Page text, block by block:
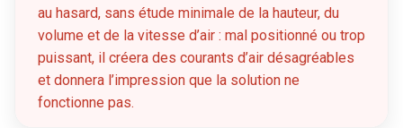
au hasard, sans étude minimale de la hauteur, du
volume et de la vitesse d’air : mal positionné ou trop
puissant, il créera des courants d’air désagréables
et donnera l’impression que la solution ne
fonctionne pas.